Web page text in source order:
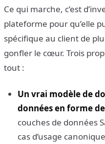
Ce qui marche, c’est
plateforme pour qu’elle
spécifique au client de
gonfler le cœur. Trois
tout :
Un vrai modèle de
données en forme de
couches de données
cas d’usage